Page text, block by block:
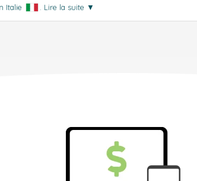
Italie Lire la suite ▼